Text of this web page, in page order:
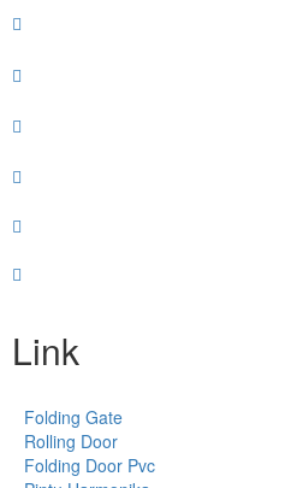
Link
Folding Gate
Rolling Door
Folding Door Pvc